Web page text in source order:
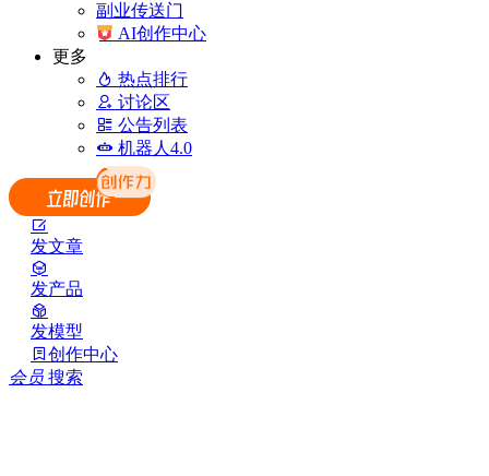
副业传送门
AI创作中心
更多
热点排行
讨论区
公告列表
机器人4.0
发文章
发产品
发模型
创作中心
会员 搜索